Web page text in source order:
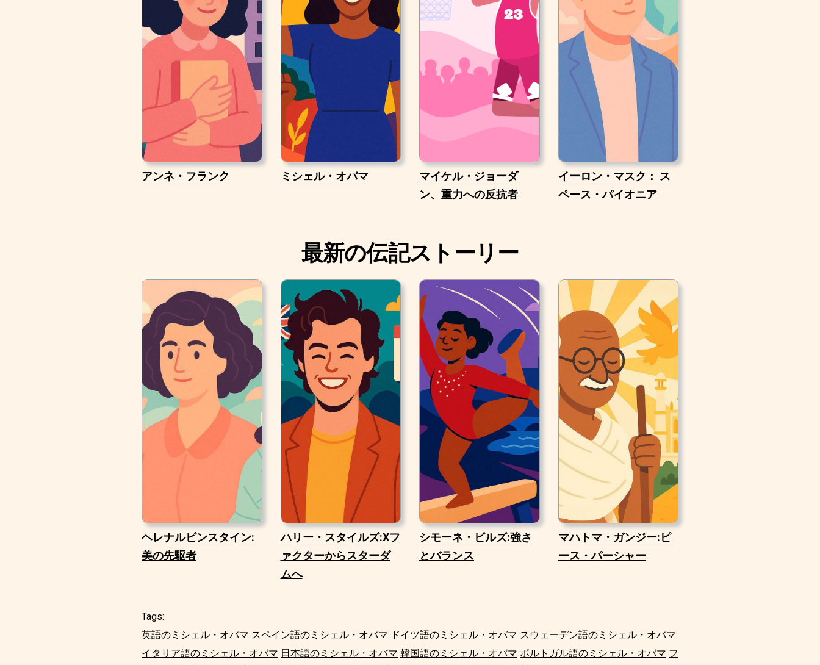
アンネ・フランク ミシェル・オバマ
マイケル・ジョーダ
ン、重力への反抗者
イーロン・マスク： ス
ペース・パイオニア
最新の伝記ストーリー
ヘレナルビンスタイン:
美の先駆者
ハリー・スタイルズ:Xフ
ァクターからスターダ
ムへ
シモーネ・ビルズ:強さ
とバランス
マハトマ・ガンジー:ピ
ース・パーシャー
Tags:
英語のミシェル・オバマ スペイン語のミシェル・オバマ ドイツ語のミシェル・オバマ スウェーデン語のミシェル・オバマ
イタリア語のミシェル・オバマ 日本語のミシェル・オバマ 韓国語のミシェル・オバマ ポルトガル語のミシェル・オバマ フ